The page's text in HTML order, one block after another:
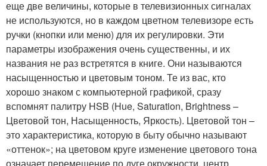
еще две величины, которые в телевизионных сигналах
не используются, но в каждом цветном телевизоре есть
ручки (кнопки или меню) для их регулировки. Эти
параметры изображения очень существенны, и их
названия не раз встретятся в книге. Они называются
насыщенностью и цветовым тоном. Те из вас, кто
хорошо знаком с компьютерной графикой, сразу
вспомнят палитру HSB (Hue, Saturation, Brightness –
Цветовой тон, Насыщенность, Яркость). Цветовой тон –
это характеристика, которую в быту обычно называют
«оттенок»; на цветовом круге изменение цветового тона
означает перемещение по дуге окружности, центр